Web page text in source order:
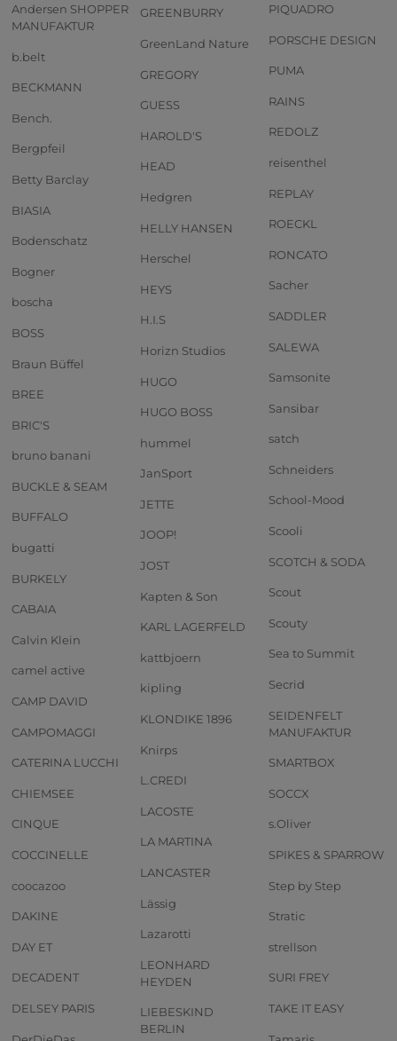
Andersen SHOPPER
MANUFAKTUR
b.belt
BECKMANN
Bench.
Bergpfeil
Betty Barclay
BIASIA
Bodenschatz
Bogner
boscha
BOSS
Braun Büffel
BREE
BRIC'S
bruno banani
BUCKLE & SEAM
BUFFALO
bugatti
BURKELY
CABAIA
Calvin Klein
camel active
CAMP DAVID
CAMPOMAGGI
CATERINA LUCCHI
CHIEMSEE
CINQUE
COCCINELLE
coocazoo
DAKINE
DAY ET
DECADENT
DELSEY PARIS
GREENBURRY
GreenLand Nature
GREGORY
GUESS
HAROLD'S
HEAD
Hedgren
HELLY HANSEN
Herschel
HEYS
H.I.S
Horizn Studios
HUGO
HUGO BOSS
hummel
JanSport
JETTE
JOOP!
JOST
Kapten & Son
KARL LAGERFELD
kattbjoern
kipling
KLONDIKE 1896
Knirps
L.CREDI
LACOSTE
LA MARTINA
LANCASTER
Lässig
Lazarotti
LEONHARD
HEYDEN
LIEBESKIND
BERLIN
PIQUADRO
PORSCHE DESIGN
PUMA
RAINS
REDOLZ
reisenthel
REPLAY
ROECKL
RONCATO
Sacher
SADDLER
SALEWA
Samsonite
Sansibar
satch
Schneiders
School-Mood
Scooli
SCOTCH & SODA
Scout
Scouty
Sea to Summit
Secrid
SEIDENFELT
MANUFAKTUR
SMARTBOX
SOCCX
s.Oliver
SPIKES & SPARROW
Step by Step
Stratic
strellson
SURI FREY
TAKE IT EASY